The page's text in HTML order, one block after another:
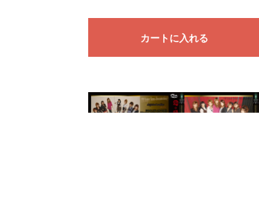
カートに入れる